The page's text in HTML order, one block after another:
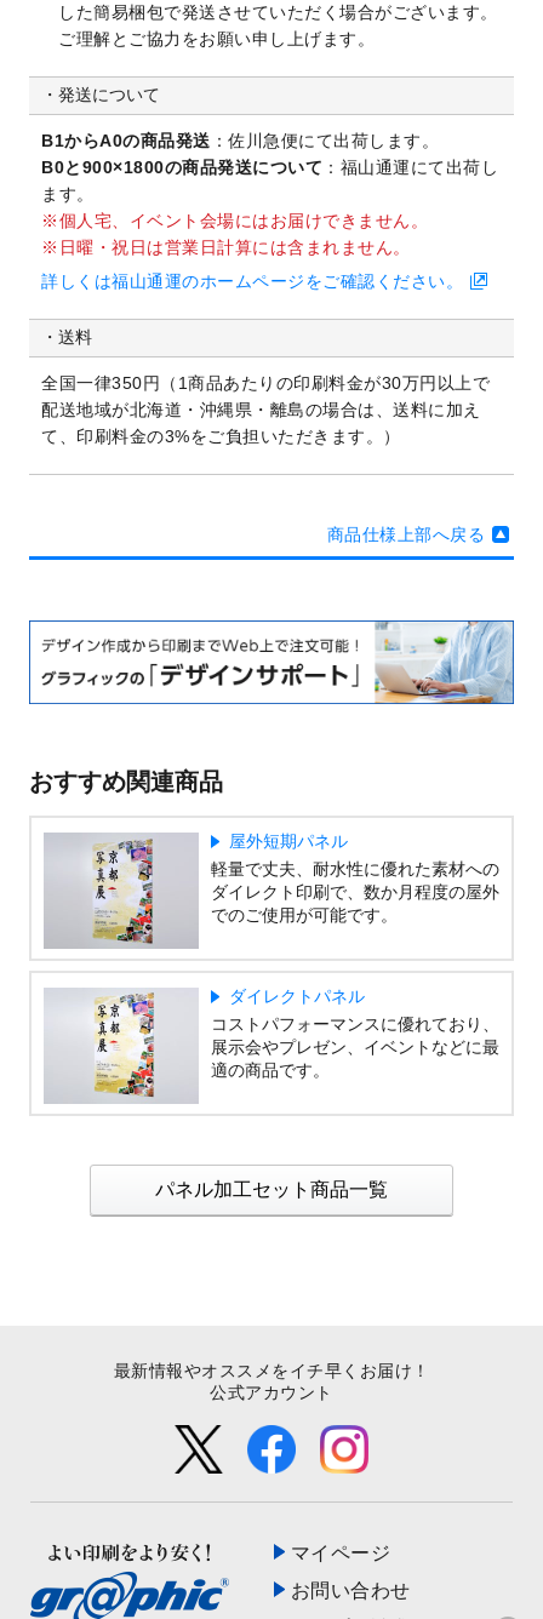
した簡易梱包で発送させていただく場合がございます。
ご理解とご協力をお願い申し上げます。
発送について
B1からA0の商品発送 ：佐川急便にて出荷します。
B0と900×1800の商品発送について ：福山通運にて出荷し
ます。
個人宅、イベント会場にはお届けできません。
日曜・祝日は営業日計算には含まれません。
詳しくは福山通運のホームページをご確認ください。
送料
全国一律350円（1商品あたりの印刷料金が30万円以上で
配送地域が北海道・沖縄県・離島の場合は、送料に加え
て、印刷料金の3%をご負担いただきます。）
商品仕様上部へ戻る
おすすめ関連商品
屋外短期パネル
軽量で丈夫、耐水性に優れた素材への
ダイレクト印刷で、数か月程度の屋外
でのご使用が可能です。
ダイレクトパネル
コストパフォーマンスに優れており、
展示会やプレゼン、イベントなどに最
適の商品です。
パネル加工セット商品一覧
マイページ
お問い合わせ
最新情報やオススメをイチ早くお届け！
公式アカウント